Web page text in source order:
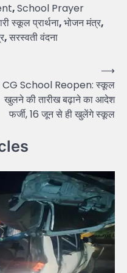
,School Prayer
स्कूल प्रार्थना,भोजन मंत्र,
,सरस्वती वंदना
CG School Reopen: स्कूल
खुलने की तारीख बढ़ाने का आदेश
फर्जी, 16 जून से ही खुलेंगे स्कूल
⟶